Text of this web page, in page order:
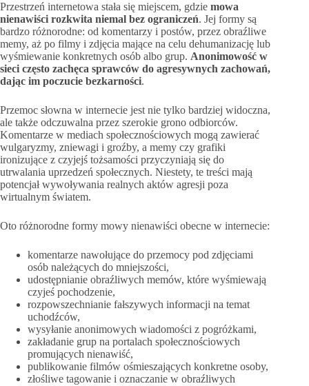
Przestrzeń internetowa stała się miejscem, gdzie mowa
nienawiści rozkwita niemal bez ograniczeń. Jej formy są
bardzo różnorodne: od komentarzy i postów, przez obraźliwe
memy, aż po filmy i zdjęcia mające na celu dehumanizację lub
wyśmiewanie konkretnych osób albo grup. Anonimowość w
sieci często zachęca sprawców do agresywnych zachowań,
dając im poczucie bezkarności.
Przemoc słowna w internecie jest nie tylko bardziej widoczna,
ale także odczuwalna przez szerokie grono odbiorców.
Komentarze w mediach społecznościowych mogą zawierać
wulgaryzmy, zniewagi i groźby, a memy czy grafiki
ironizujące z czyjejś tożsamości przyczyniają się do
utrwalania uprzedzeń społecznych. Niestety, te treści mają
potencjał wywoływania realnych aktów agresji poza
wirtualnym światem.
Oto różnorodne formy mowy nienawiści obecne w internecie:
komentarze nawołujące do przemocy pod zdjęciami
osób należących do mniejszości,
udostępnianie obraźliwych memów, które wyśmiewają
czyjeś pochodzenie,
rozpowszechnianie fałszywych informacji na temat
uchodźców,
wysyłanie anonimowych wiadomości z pogróżkami,
zakładanie grup na portalach społecznościowych
promujących nienawiść,
publikowanie filmów ośmieszających konkretne osoby,
złośliwe tagowanie i oznaczanie w obraźliwych